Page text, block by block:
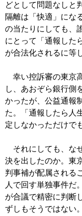
どとして問題なしと
隔離は「快適」にな
の当たりにしても、
にとって「通報した
が合法化されるに等
幸い控訴審の東京
し、あおぞら銀行側
かったが、公益通報
た。「通報したら人
定しなかっただけで
それにしても、な
決を出したのか。東
判事補が配属される
人で回す単独事件だ
が合議で精密に判断
ずしもそうではない